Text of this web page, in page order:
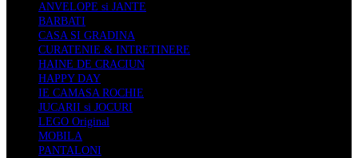
ANVELOPE si JANTE
BARBATI
CASA SI GRADINA
CURATENIE & INTRETINERE
HAINE DE CRACIUN
HAPPY DAY
IE CAMASA ROCHIE
JUCARII si JOCURI
LEGO Original
MOBILA
PANTALONI